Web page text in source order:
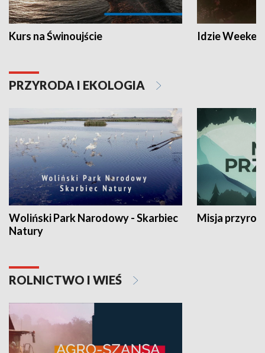
Kurs na Świnoujście Idzie
PRZYRODA I EKOLOGIA
Woliński Park Narodowy - Skarbiec
Natury
Misja
ROLNICTWO I WIEŚ